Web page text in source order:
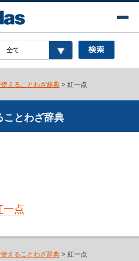
えることわざ辞典> 紅一点
ことわざ辞典
一点
えることわざ辞典> 紅一点